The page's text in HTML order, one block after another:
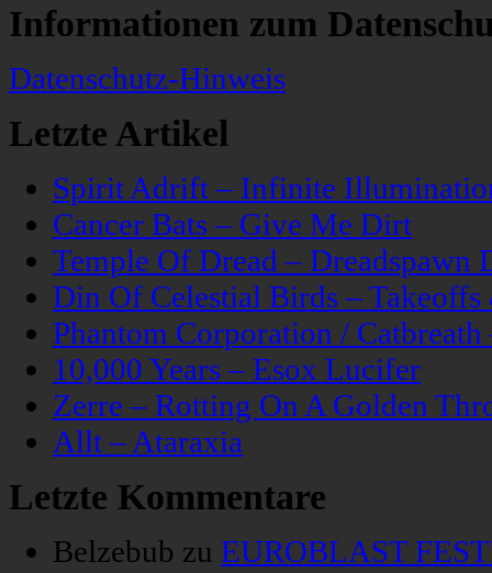
Informationen zum
Datenschutz-Hinweis
Letzte Artikel
Spirit Adrift – Infinite
Cancer Bats – Give Me Dirt
Temple Of Dread – Dreadspawn
Din Of Celestial Birds –
Phantom Corporation /
10,000 Years – Esox Lucifer
Zerre – Rotting On A Golden
Allt – Ataraxia
Letzte Kommentare
Belzebub zu EUROBLAST